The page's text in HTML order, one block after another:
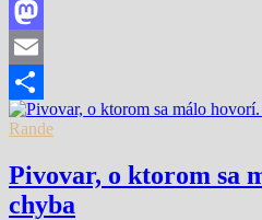
Facebook
Mastodon
Email
Share
Rande
Pivovar, o ktorom sa
chyba